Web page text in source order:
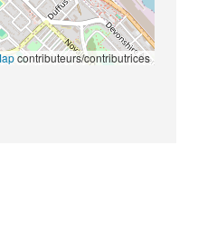
contributeurs/contributrices